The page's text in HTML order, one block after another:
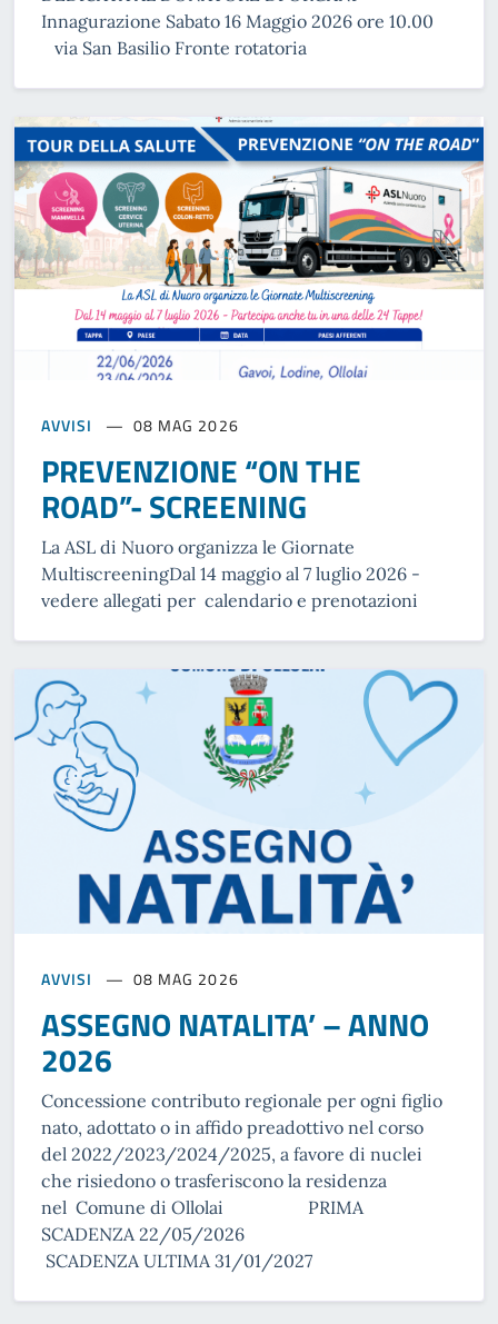
Innagurazione Sabato 16 Maggio 2026 ore 10.00
via San Basilio Fronte rotatoria
AVVISI 08 MAG 2026
PREVENZIONE “ON THE
ROAD”- SCREENING
La ASL di Nuoro organizza le Giornate
MultiscreeningDal 14 maggio al 7 luglio 2026 -
vedere allegati per calendario e prenotazioni
AVVISI 08 MAG 2026
ASSEGNO NATALITA’ – ANNO
2026
Concessione contributo regionale per ogni figlio
nato, adottato o in affido preadottivo nel corso
del 2022/2023/2024/2025, a favore di nuclei
che risiedono o trasferiscono la residenza
nel Comune di Ollolai PRIMA
SCADENZA 22/05/2026
SCADENZA ULTIMA 31/01/2027